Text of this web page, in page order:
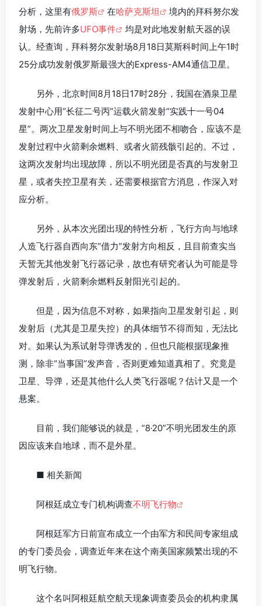
分析，这里有俄罗斯 在哈萨克斯坦
境内的拜科努尔发
射场，先前许多UFO事件
均是对此地发射航天器的误
认。经查询，拜科努尔发射场8月18日莫斯科时间上午1时
25分成功发射俄罗斯最强大的Express-AM4通信卫星。
另外，北京时间8月18日17时28分，我国在酒泉卫星
发射中心用“长征二号丙”运载火箭发射“实践十一号04
星”。两次卫星发射时间上与不明光团不相吻合，应该不是
发射过程中火箭剩余燃料、或者火箭残骸引起的。不过，
这两次发射均出现故障，所以不明光团是否真的与发射卫
星，或者失控卫星有关，还需要根据官方消息，作深入对
应分析。
另外，从本次光团出现的特性分析，飞行方向与地球
人造飞行器自西向东“借力”发射方向相反，且目前查实当
天暂无其他发射飞行器记录，故也有研究者认为可能是导
弹发射后，火箭剩余燃料反射阳光引起的。
但是，因为信息不对称，如果指向卫星发射引起，则
发射后（尤其是卫星失控）的具体细节不得而知，无法比
对。如果认为系试射导弹诱发的，但也只能根据现象推
测，除非“当事国”发声音，否则更难知道真相了。究竟是
卫星、导弹，还是其他什么人类飞行器呢？估计又是一个
悬案。
目前，我们能够说的就是，“8·20”不明光团发生的原
因应该来自地球，而不是外星。
■ 相关新闻
阿根廷成立专门机构调查不明飞行物
阿根廷军方日前宣布成立一个由军方和民间专家组成
的专门委员会，调查近年来在这个南美国家频繁出现的不
明飞行物。
这个名叫阿根廷航空航天现象调查委员会的机构隶属